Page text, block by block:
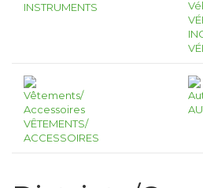
INSTRUMENTS
VÊTEMENTS/
ACCESSOIRES